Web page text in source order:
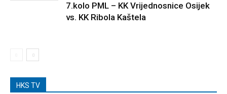
7.kolo PML – KK Vrijednosnice Osijek
vs. KK Ribola Kaštela
HKS TV